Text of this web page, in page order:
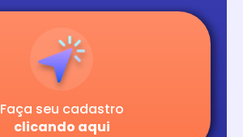
Faça seu cadastro
clicando aqui